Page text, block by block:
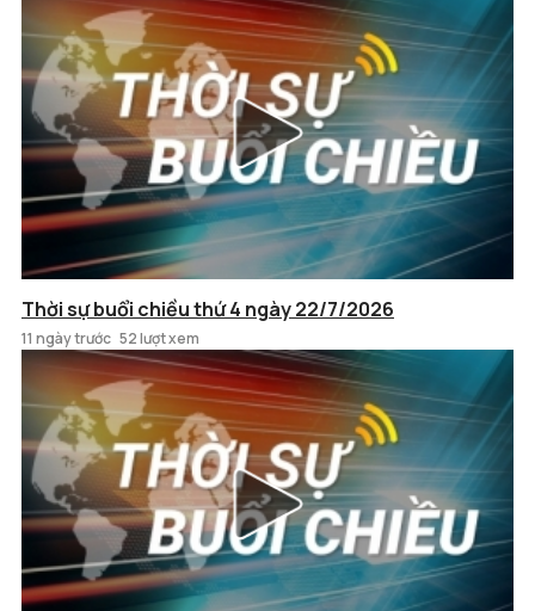
Thời sự buổi chiều thứ 4 ngày 22/7/2026
11 ngày trước 52 lượt xem